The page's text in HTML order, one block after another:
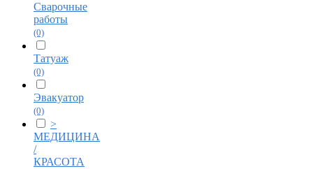
Сварочные
работы
(0)
Татуаж
(0)
Эвакуатор
(0)
>
МЕДИЦИНА
/
КРАСОТА